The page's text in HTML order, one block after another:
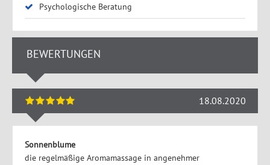
Psychologische Beratung
BEWERTUNGEN
18.08.2020
Sonnenblume
die regelmäßige Aromamassage in angenehmer